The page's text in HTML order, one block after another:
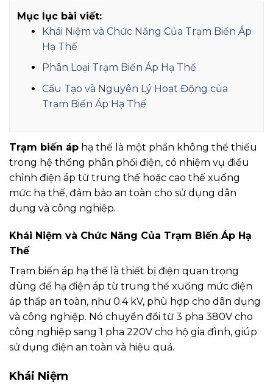
Mục lục bài viết:
Khái Niệm và Chức Năng Của Trạm Biến Áp
Hạ Thế
Phân Loại Trạm Biến Áp Hạ Thế
Cấu Tạo và Nguyên Lý Hoạt Động của
Trạm Biến Áp Hạ Thế
Trạm biến áp hạ thế là một phần không thể thiếu
trong hệ thống phân phối điện, có nhiệm vụ điều
chỉnh điện áp từ trung thế hoặc cao thế xuống
mức hạ thế, đảm bảo an toàn cho sử dụng dân
dụng và công nghiệp.
Khái Niệm và Chức Năng Của Trạm Biến Áp Hạ
Thế
Trạm biến áp hạ thế là thiết bị điện quan trọng
dùng để hạ điện áp từ trung thế xuống mức điện
áp thấp an toàn, như 0.4 kV, phù hợp cho dân dụng
và công nghiệp. Nó chuyển đổi từ 3 pha 380V cho
công nghiệp sang 1 pha 220V cho hộ gia đình, giúp
sử dụng điện an toàn và hiệu quả.
Khái Niệm